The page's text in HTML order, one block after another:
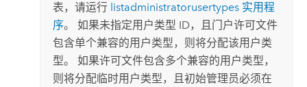
表，请运行 listadministratorusertypes 实用程
序。 如果未指定用户类型 ID，且门户许可文件
包含单个兼容的用户类型，则将分配该用户类
型。 如果许可文件包含多个兼容的用户类型，
则将分配临时用户类型，且初始管理员必须在